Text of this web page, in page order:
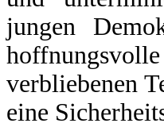
jungen
verbliebenen
eine